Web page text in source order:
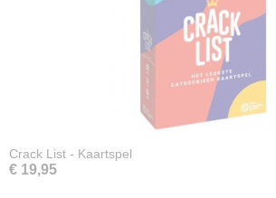
Crack List - Kaartspel
€ 19,95